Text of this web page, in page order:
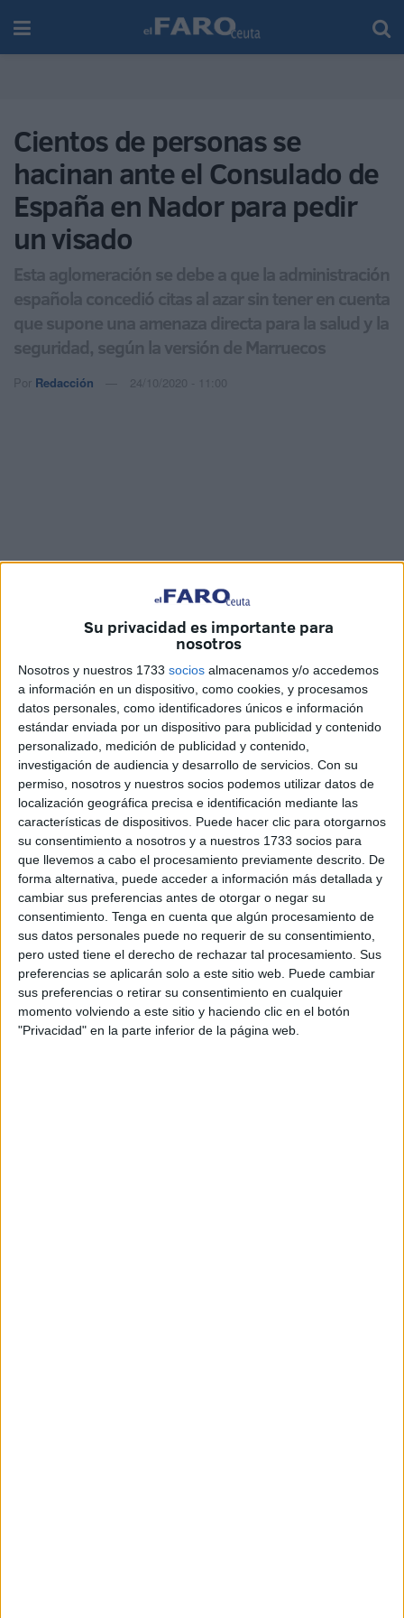
Su privacidad es importante para
nosotros
Nosotros y nuestros 1733 socios almacenamos y/o accedemos
a información en un dispositivo, como cookies, y procesamos
datos personales, como identificadores únicos e información
estándar enviada por un dispositivo para publicidad y contenido
personalizado, medición de publicidad y contenido,
investigación de audiencia y desarrollo de servicios. Con su
permiso, nosotros y nuestros socios podemos utilizar datos de
localización geográfica precisa e identificación mediante las
características de dispositivos. Puede hacer clic para otorgarnos
su consentimiento a nosotros y a nuestros 1733 socios para
que llevemos a cabo el procesamiento previamente descrito. De
forma alternativa, puede acceder a información más detallada y
cambiar sus preferencias antes de otorgar o negar su
consentimiento. Tenga en cuenta que algún procesamiento de
sus datos personales puede no requerir de su consentimiento,
pero usted tiene el derecho de rechazar tal procesamiento. Sus
preferencias se aplicarán solo a este sitio web. Puede cambiar
sus preferencias o retirar su consentimiento en cualquier
momento volviendo a este sitio y haciendo clic en el botón
"Privacidad" en la parte inferior de la página web.
Cientos de personas se
hacinan ante el Consulado de
España en Nador para pedir
un visado
Esta aglomeración se debe a que la administración
española concedió citas al azar sin tener en cuenta
que supone una amenaza directa para la salud y la
seguridad, según la versión de Marruecos
Por Redacción 24/10/2020 - 11:00
Cedidas
Las fuerzas de seguridad han intervenido, por segunda
vez consecutiva, para devolver el orden delante del
edificio del Consulado General de España en Nador,
después de que en los alrededores del edificio se
arremolinasen cientos de personas simultáneamente para
obtener una visado para viajar a la Península.
El medio de comunicación marroquínadorcity.com
ha sido
testigo de ese hacinamiento. La situación obligó a los
efectivos de seguridad y a las autoridades locales a
intervenir en la implementación de medidas relativas a la
emergencia sanitaria, y a prevenir cualquier imprevisto que
pudiera afectar negativamente a la situación